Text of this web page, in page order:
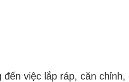
việc lắp ráp, căn chỉnh,